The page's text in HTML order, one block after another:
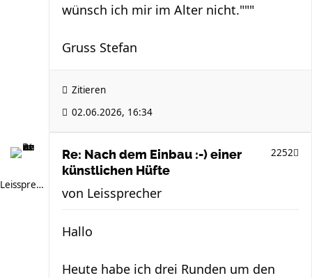
wünsch ich mir im Alter nicht."""
Gruss Stefan
Zitieren
02.06.2026, 16:34
Leissprecher
Re: Nach dem Einbau :-) einer
künstlichen Hüfte
2252
von Leissprecher
Hallo
Heute habe ich drei Runden um den